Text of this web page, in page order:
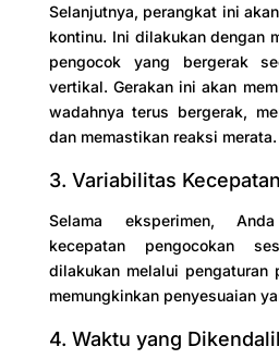
Selanjutnya, perangkat ini
kontinu. Ini dilakukan dengan
pengocok yang bergerak
vertikal. Gerakan ini akan
wadahnya terus bergerak,
dan memastikan reaksi merata.
3. Variabilitas
Selama eksperimen,
kecepatan pengocokan
dilakukan melalui pengaturan
memungkinkan penyesuaian
4. Waktu yang